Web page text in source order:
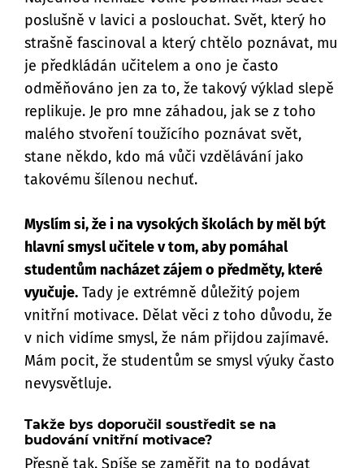
poslušně v lavici a poslouchat. Svět, který ho
strašně fascinoval a který chtělo poznávat, mu
je předkládán učitelem a ono je často
odměňováno jen za to, že takový výklad slepě
replikuje. Je pro mne záhadou, jak se z toho
malého stvoření toužícího poznávat svět,
stane někdo, kdo má vůči vzdělávání jako
takovému šílenou nechuť.
Myslím si, že i na vysokých školách by měl být
hlavní smysl učitele v tom, aby pomáhal
studentům nacházet zájem o předměty, které
vyučuje. Tady je extrémně důležitý pojem
vnitřní motivace. Dělat věci z toho důvodu, že
v nich vidíme smysl, že nám přijdou zajímavé.
Mám pocit, že studentům se smysl výuky často
nevysvětluje.
Takže bys doporučil soustředit se na
budování vnitřní motivace?
Přesně tak. Spíše se zaměřit na to podávat